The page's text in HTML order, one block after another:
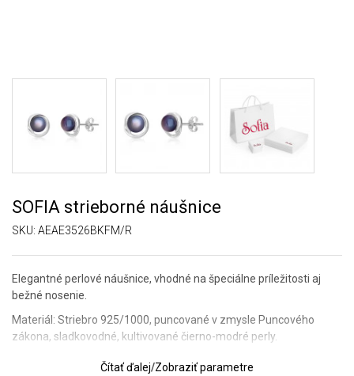
SOFIA strieborné náušnice
SKU: AEAE3526BKFM/R
Elegantné perlové náušnice, vhodné na špeciálne príležitosti aj
bežné nosenie.
Materiál: Striebro 925/1000, puncované v zmysle Puncového
zákona, sladkovodné, kultivované čierno-modré perly.
Šperky PEARLS sú osadené sladkovodnými kultivovanými perlami
Čítať ďalej/Zobraziť parametre